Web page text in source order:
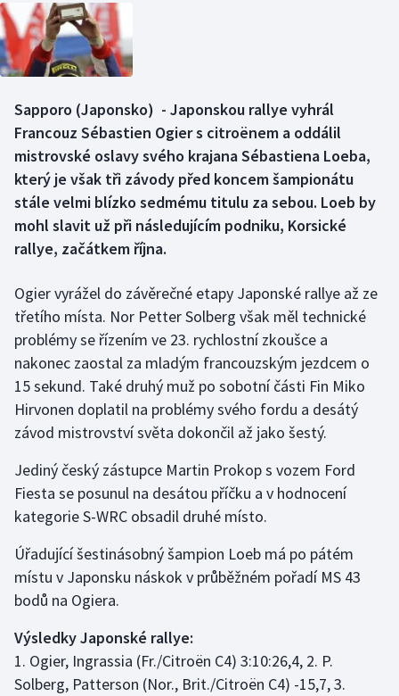
Biatlon
Boby a skeleton
Box
Curling
Dostihy
Florbal
Futsal
Golf
Gymnastika
Házená
Jezdectví
Judo
Krasobruslení
Lezení
Lyže a snowboard
Moderní pětiboj
Aplikace ČT sport
AZ kvíz
Sapporo (Japonsko) - Japonskou rallye vyhrál
Francouz Sébastien Ogier s citroënem a oddálil
mistrovské oslavy svého krajana Sébastiena Loeba,
který je však tři závody před koncem šampionátu
stále velmi blízko sedmému titulu za sebou. Loeb by
mohl slavit už při následujícím podniku, Korsické
rallye, začátkem října.
Ogier vyrážel do závěrečné etapy Japonské rallye až ze
třetího místa. Nor Petter Solberg však měl technické
problémy se řízením ve 23. rychlostní zkoušce a
nakonec zaostal za mladým francouzským jezdcem o
15 sekund. Také druhý muž po sobotní části Fin Miko
Hirvonen doplatil na problémy svého fordu a desátý
závod mistrovství světa dokončil až jako šestý.
Jediný český zástupce Martin Prokop s vozem Ford
Fiesta se posunul na desátou příčku a v hodnocení
kategorie S-WRC obsadil druhé místo.
Úřadující šestinásobný šampion Loeb má po pátém
místu v Japonsku náskok v průběžném pořadí MS 43
bodů na Ogiera.
Výsledky Japonské rallye:
1. Ogier, Ingrassia (Fr./Citroën C4) 3:10:26,4, 2. P.
Solberg, Patterson (Nor., Brit./Citroën C4) -15,7, 3.